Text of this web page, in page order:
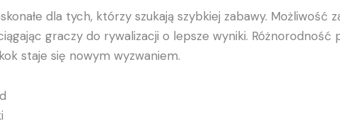
dla tych, którzy szukają szybkiej zabawy. Możliwość
graczy do rywalizacji o lepsze wyniki. Różnorodność
staje się nowym wyzwaniem.